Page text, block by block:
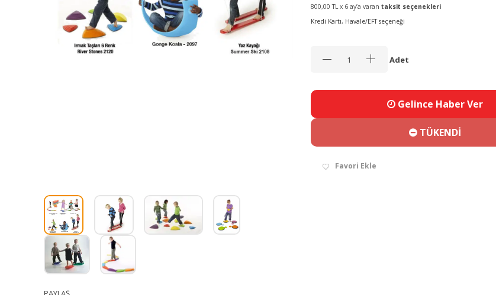
800,00 TL x 6 ay’a varan taksit seçenekleri
Kredi Kartı, Havale/EFT seçeneği
Adet
Gelince Haber Ver
TÜKENDİ
Favori Ekle